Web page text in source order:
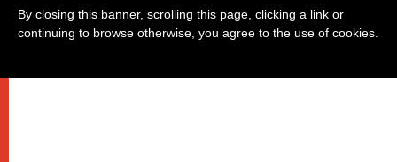
By closing this banner, scrolling this page, clicking a link or
continuing to browse otherwise, you agree to the use of cookies.